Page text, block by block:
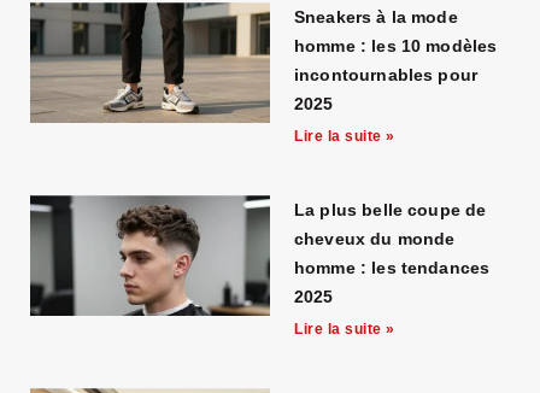
Sneakers à la mode
homme : les 10 modèles
incontournables pour
2025
Lire la suite »
La plus belle coupe de
cheveux du monde
homme : les tendances
2025
Lire la suite »